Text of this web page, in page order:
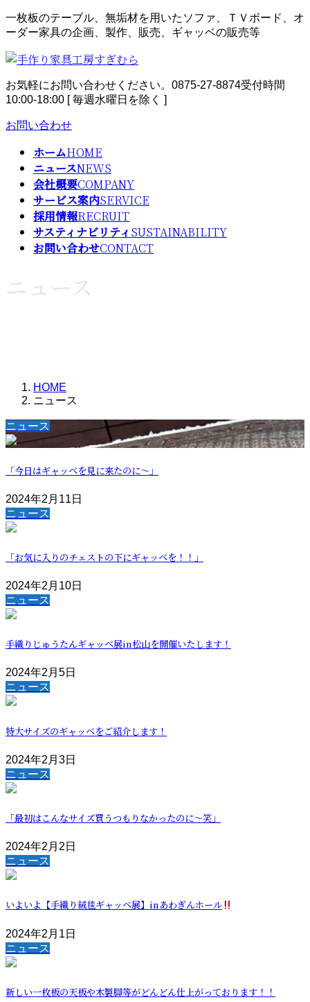
コ
ン
ン
へ
ス
キ
ッ
ナ
ビ
ー
ョ
ン
に
移
一枚板のテーブル、無垢材を用いたソファ、ＴＶボード、オ
ーダー家具の企画、製作、販売、ギャッベの販売等
お気軽にお問い合わせください。 0875-27-8874受付時間
10:00-18:00 [ 毎週水曜日を除く ]
お問い合わせ
ホームHOME
ニュースNEWS
会社概要COMPANY
サービス案内SERVICE
採用情報RECRUIT
サスティナビリティ SUSTAINABILITY
お問い合わせCONTACT
ニュース
HOME
ニュース
ニュース
「今日はギャッベを見に来たのに〜」
2024年2月11日
ニュース
「お気に入りのチェストの下にギャッベを！！」
2024年2月10日
ニュース
手織りじゅうたんギャッベ展in松山を開催いたします！
2024年2月5日
ニュース
特大サイズのギャッベをご紹介します！
2024年2月3日
ニュース
「最初はこんなサイズ買うつもりなかったのに～笑」
2024年2月2日
ニュース
いよいよ【手織り絨毯ギャッベ展】inあわぎんホール
2024年2月1日
ニュース
新しい一枚板の天板や木製脚等がどんどん仕上がっております！！